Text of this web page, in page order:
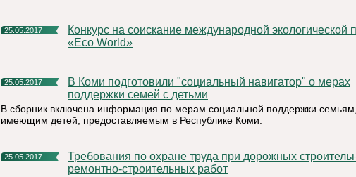
25.05.2017
Конкурс на соискание международной экологической премии
«Ecо World»
25.05.2017
В Коми подготовили "социальный навигатор" о мерах
поддержки семей с детьми
В сборник включена информация по мерам социальной поддержки семьям,
имеющим детей, предоставляемым в Республике Коми.
25.05.2017
Требования по охране труда при дорожных строительных и
ремонтно-строительных работ